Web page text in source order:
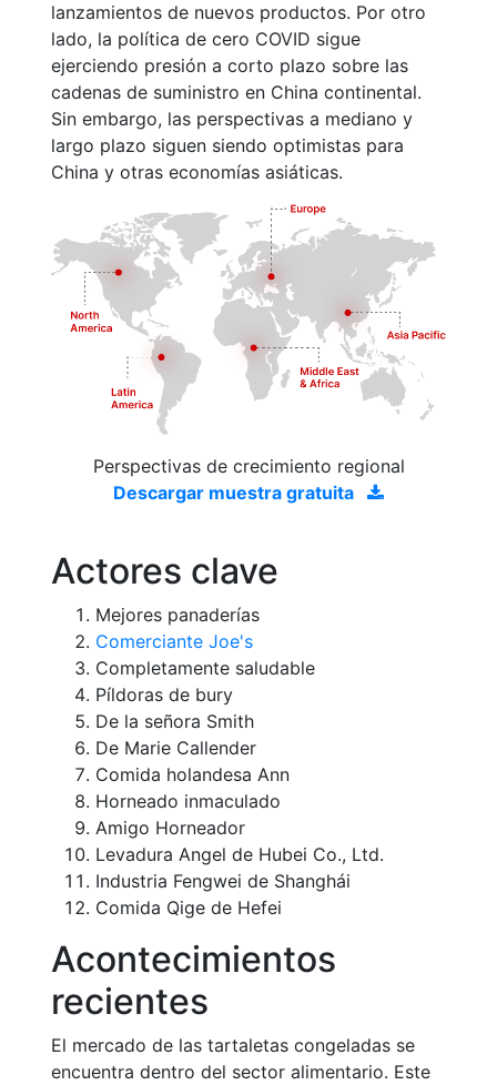
lanzamientos de nuevos productos. Por otro
lado, la política de cero COVID sigue
ejerciendo presión a corto plazo sobre las
cadenas de suministro en China continental.
Sin embargo, las perspectivas a mediano y
largo plazo siguen siendo optimistas para
China y otras economías asiáticas.
Perspectivas de crecimiento regional
Descargar muestra gratuita
Actores clave
Mejores panaderías
Comerciante Joe's
Completamente saludable
Píldoras de bury
De la señora Smith
De Marie Callender
Comida holandesa Ann
Horneado inmaculado
Amigo Horneador
Levadura Angel de Hubei Co., Ltd.
Industria Fengwei de Shanghái
Comida Qige de Hefei
Acontecimientos
recientes
El mercado de las tartaletas congeladas se
encuentra dentro del sector alimentario. Este